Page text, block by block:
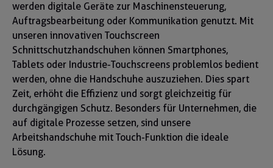
werden digitale Geräte zur Maschinensteuerung,
Auftragsbearbeitung oder Kommunikation genutzt. Mit
unseren innovativen Touchscreen
Schnittschutzhandschuhen können Smartphones,
Tablets oder Industrie-Touchscreens problemlos bedient
werden, ohne die Handschuhe auszuziehen. Dies spart
Zeit, erhöht die Effizienz und sorgt gleichzeitig für
durchgängigen Schutz. Besonders für Unternehmen, die
auf digitale Prozesse setzen, sind unsere
Arbeitshandschuhe mit Touch-Funktion die ideale
Lösung.